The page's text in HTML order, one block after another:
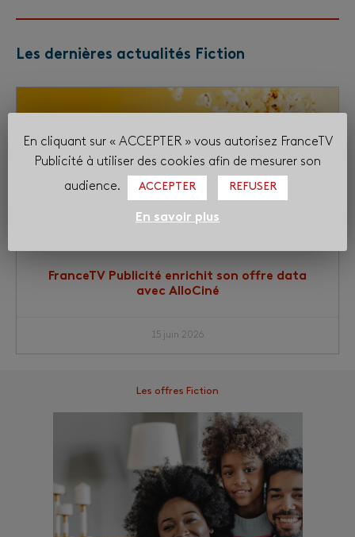
Les dernières actualités Fiction
FranceTV Publicité enrichit son offre data
avec AlloCiné
15 juin 2026
Les offres Fiction
En cliquant sur « ACCEPTER » vous autorisez FranceTV
Publicité à utiliser des cookies afin de mesurer son
audience.
ACCEPTER REFUSER
En savoir plus